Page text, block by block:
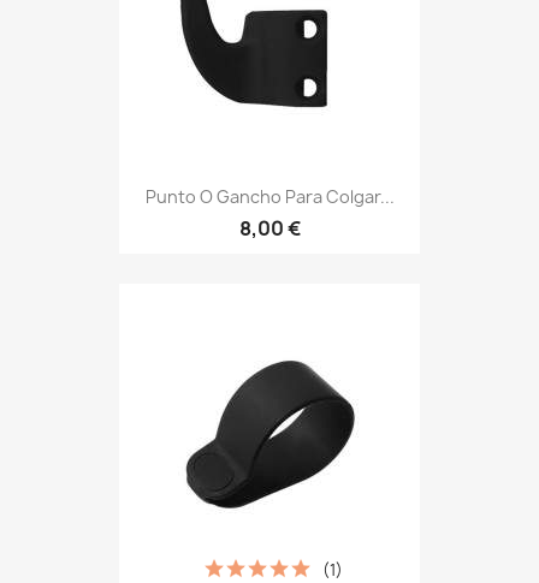
Punto O Gancho Para Colgar...
8,00 €
(1)